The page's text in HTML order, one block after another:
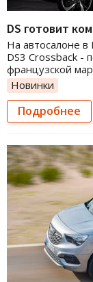
DS готовит
На автосалоне
DS3 Crossback -
французской
Новинки
Подробнее